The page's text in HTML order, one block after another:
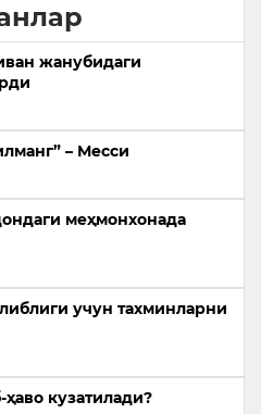
жанубидаги
– Месси
меҳмонхонада
учун тахминларни
кузатилади?